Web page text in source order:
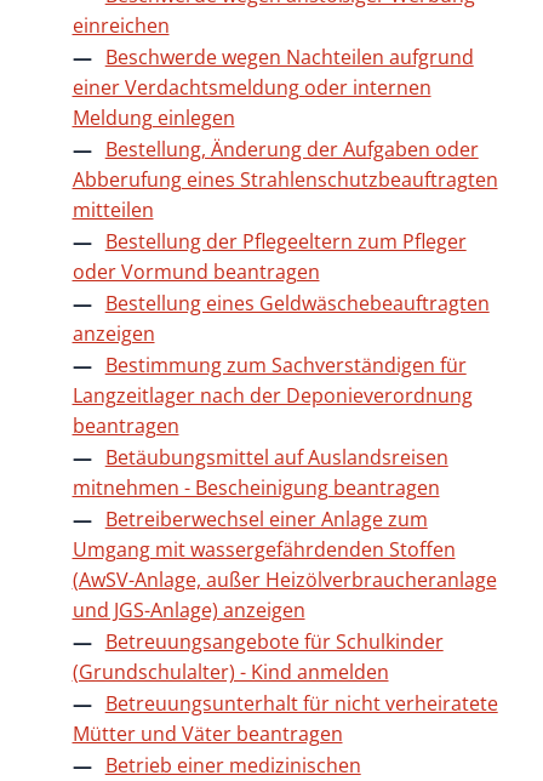
einreichen
Beschwerde wegen Nachteilen aufgrund
einer Verdachtsmeldung oder internen
Meldung einlegen
Bestellung, Änderung der Aufgaben oder
Abberufung eines Strahlenschutzbeauftragten
mitteilen
Bestellung der Pflegeeltern zum Pfleger
oder Vormund beantragen
Bestellung eines Geldwäschebeauftragten
anzeigen
Bestimmung zum Sachverständigen für
Langzeitlager nach der Deponieverordnung
beantragen
Betäubungsmittel auf Auslandsreisen
mitnehmen - Bescheinigung beantragen
Betreiberwechsel einer Anlage zum
Umgang mit wassergefährdenden Stoffen
(AwSV-Anlage, außer Heizölverbraucheranlage
und JGS-Anlage) anzeigen
Betreuungsangebote für Schulkinder
(Grundschulalter) - Kind anmelden
Betreuungsunterhalt für nicht verheiratete
Mütter und Väter beantragen
Betrieb einer medizinischen